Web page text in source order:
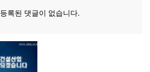
등록된 댓글이 없습니다.